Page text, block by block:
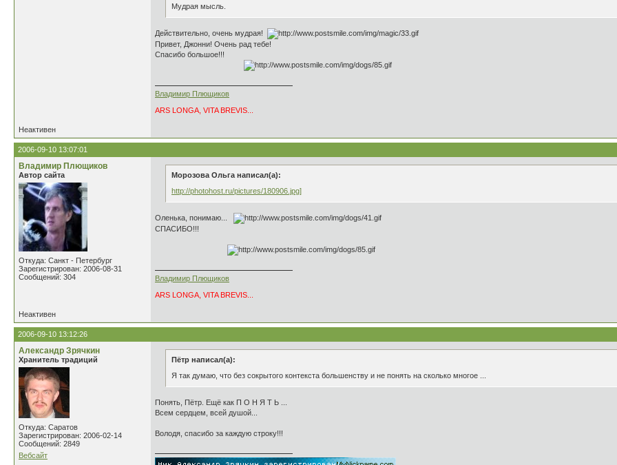
Мудрая мысль.
Действительно, очень мудрая!
Привет, Джонни! Очень рад тебе!
Спасибо большое!!!
Владимир Плющиков
ARS LONGA, VITA BREVIS...
Неактивен
2006-09-10 13:07:01
Владимир Плющиков
Автор сайта
Откуда: Санкт - Петербург
Зарегистрирован: 2006-08-31
Сообщений: 304
Морозова Ольга написал(а):
http://photohost.ru/pictures/180906.jpg]
Оленька, понимаю...
СПАСИБО!!!
Владимир Плющиков
ARS LONGA, VITA BREVIS...
Неактивен
2006-09-10 13:12:26
Александр Зрячкин
Хранитель традиций
Откуда: Саратов
Зарегистрирован: 2006-02-14
Сообщений: 2849
Вебсайт
Пётр написал(а):
Я так думаю, что без сокрытого контекста большенству и не понять на сколько многое ...
Понять, Пётр. Ещё как П О Н Я Т Ь ...
Всем сердцем, всей душой...
Володя, спасибо за каждую строку!!!